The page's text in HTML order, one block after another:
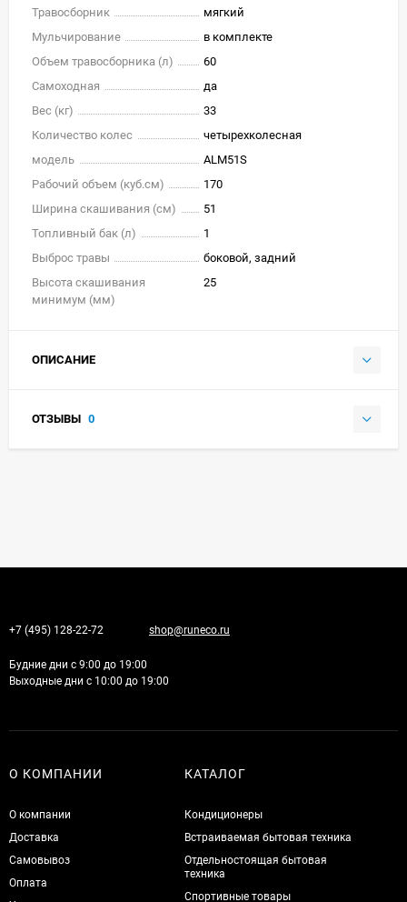
Травосборник
мягкий
Мульчирование
в комплекте
Объем травосборника (л)
60
Самоходная
да
Вес (кг)
33
Количество колес
четырехколесная
модель
ALM51S
Рабочий объем (куб.см)
170
Ширина скашивания (см)
51
Топливный бак (л)
1
Выброс травы
боковой, задний
Высота скашивания
минимум (мм)
25
ОПИСАНИЕ
ОТЗЫВЫ 0
+7 (495) 128-22-72 shop@runeco.ru
Будние дни с 9:00 до 19:00
Выходные дни с 10:00 до 19:00
О КОМПАНИИ
О компании
Доставка
Самовывоз
Оплата
КАТАЛОГ
Кондиционеры
Встраиваемая бытовая техника
Отдельностоящая бытовая
техника
Спортивные товары